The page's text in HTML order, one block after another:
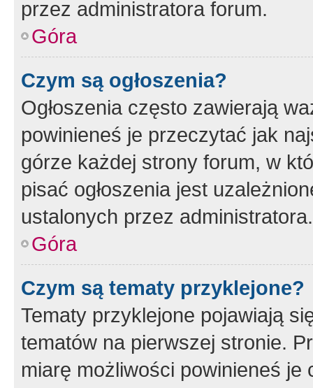
przez administratora forum.
Góra
Czym są ogłoszenia?
Ogłoszenia często zawierają
powinieneś je przeczytać jak
górze każdej strony forum, w
pisać ogłoszenia jest
ustalonych przez administratora.
Góra
Czym są tematy przyklejone?
Tematy przyklejone pojawiają
tematów na pierwszej stronie.
miarę możliwości powinieneś je